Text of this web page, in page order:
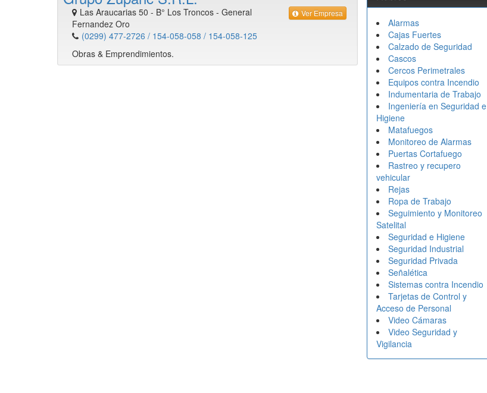
Las Araucarias 50 - B° Los Troncos - General
Fernandez Oro
(0299) 477-2726 / 154-058-058 / 154-058-125
Obras & Emprendimientos.
Ver Empresa
Alarmas
Cajas Fuertes
Calzado de Seguridad
Cascos
Cercos Perimetrales
Equipos contra Incendio
Indumentaria de Trabajo
Ingeniería en Seguridad e
Higiene
Matafuegos
Monitoreo de Alarmas
Puertas Cortafuego
Rastreo y recupero
vehicular
Rejas
Ropa de Trabajo
Seguimiento y Monitoreo
Satelital
Seguridad e Higiene
Seguridad Industrial
Seguridad Privada
Señalética
Sistemas contra Incendio
Tarjetas de Control y
Acceso de Personal
Video Cámaras
Video Seguridad y
Vigilancia